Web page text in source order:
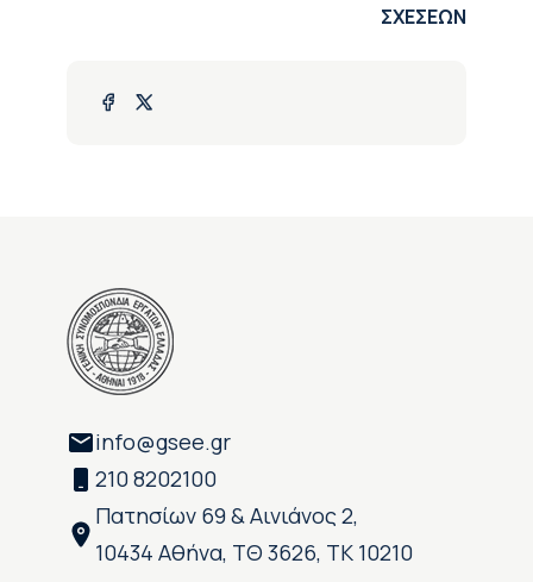
ΣΧΕΣΕΩΝ
info@gsee.gr
210 8202100
Πατησίων 69 & Αινιάνος 2,
10434 Αθήνα, ΤΘ 3626, ΤΚ 10210